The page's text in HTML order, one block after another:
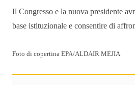
Il Congresso e la nuova presidente
base istituzionale e consentire di
Foto di copertina EPA/ALDAIR MEJIA